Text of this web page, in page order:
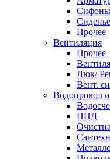
Прочее
Вентиляция
Прочее
Люк/
Вент.
Водопровод
ПНД